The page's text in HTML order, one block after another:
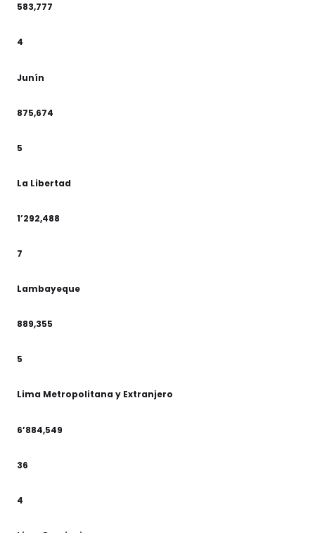
583,777
4
Junín
875,674
5
La Libertad
1’292,488
7
Lambayeque
889,355
5
Lima Metropolitana y Extranjero
6’884,549
36
4